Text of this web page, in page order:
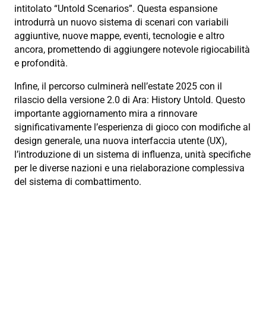
intitolato “Untold Scenarios”. Questa espansione
introdurrà un nuovo sistema di scenari con variabili
aggiuntive, nuove mappe, eventi, tecnologie e altro
ancora, promettendo di aggiungere notevole rigiocabilità
e profondità.
Infine, il percorso culminerà nell’estate 2025 con il
rilascio della versione 2.0 di Ara: History Untold. Questo
importante aggiornamento mira a rinnovare
significativamente l’esperienza di gioco con modifiche al
design generale, una nuova interfaccia utente (UX),
l’introduzione di un sistema di influenza, unità specifiche
per le diverse nazioni e una rielaborazione complessiva
del sistema di combattimento.